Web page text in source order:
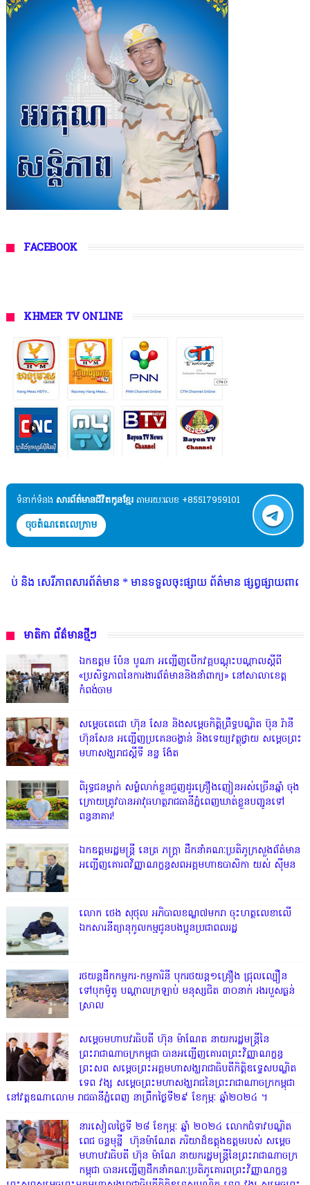
FACEBOOK
KHMER TV ONLINE
ទំនាក់ទំនង​​ សារព័ត៌មានជីវិតកូនខ្មែរ តាមរយៈលេខ +85517959101
ចុចតំណតេលេក្រាម
* មានទទួលចុះផ្សាយ ព័ត៌មាន ផ្សព្វផ្សាយពាណិជ្ជកម្ម និងរចនាគេហទំព័រ
មាតិកា ព័ត៌មានថ្មីៗ
ឯកឧត្តម ប៉ែន បូណា អញ្ជើញបើកវគ្គបណ្តុះបណ្តាលស្តីពី
«ប្រសិទ្ធភាពនៃការងារព័ត៌មាននិងនាំពាក្យ» នៅសាលាខេត្ត
កំពង់ចាម
សម្តេចតេជោ ហ៊ុន សែន និងសម្ដេចកិត្តិព្រឹទ្ធបណ្ឌិត ប៊ុន រ៉ានី
ហ៊ុនសែន អញ្ជើញប្រគេនចង្ហាន់ និងទេយ្យវត្ថុថ្វាយ សម្តេចព្រះ
មហាសង្ឃរាជស្តីទី នន្ទ ង៉ែត
ពិរុទ្ធ​ជនម្នាក់ សម្ងំលាក់ខ្លួនជួញដូរគ្រឿងញៀនអស់ច្រើនឆ្នាំ ចុង
ក្រោយត្រូវបានអាវុធហត្ថរាជធានីភ្នំពេញឃាត់ខ្លួនបញ្ជូនទៅ
ពន្ធនាគារ!
ឯកឧត្តមរដ្ឋមន្ត្រី នេត្រ ភក្ត្រា ដឹកនាំគណៈប្រតិភូក្រសួងព័ត៌មាន
អញ្ជើញគោរពវិញ្ញាណក្ខន្ធសពអគ្គមហាឧបាសិកា យស់ ស៊ីមន
លោក ថេង សុថុល អភិបាលខណ្ឌ៧មករា ចុះហត្ថលេខាលើ
ឯកសារនីត្យានុកូលកម្មជូនបងប្អូនប្រជាពលរដ្ឋ
រថយន្តដឹកកម្មករ-កម្មការិនី បុករថយន្ត១គ្រឿង ជ្រុលល្បឿន
ទៅបុកម៉ូតូ បណ្តាលក្រឡាប់ មនុស្សជិត ៣០នាក់ រងរបួសធ្ងន់
ស្រាល
សម្តេចមហាបវរធិបតី ហ៊ុន ម៉ាណែត នាយករដ្ឋមន្ត្រីនៃ
ព្រះរាជាណាចក្រកម្ពុជា បានអញ្ជើញគោរពព្រះវិញ្ញាណក្ខន្ធ
ព្រះសព សម្តេចព្រះអគ្គមហាសង្ឃរាជាធិបតីកិត្តិឧទ្ទេសបណ្ឌិត
ទេព វង្ស សម្តេចព្រះមហាសង្ឃរាជនៃព្រះរាជាណាចក្រកម្ពុជា
នៅវត្តឧណាលោម រាជធានីភ្នំពេញ នាព្រឹកថ្ងៃទី២៩ ខែកុម្ភៈ ឆ្នាំ២០២៤ ។
នារសៀលថ្ងៃទី ២៨ ខែកុម្ភៈ ឆ្នាំ ២០២៤ លោកជំទាវបណ្ឌិត
ពេជ ចន្ទមុន្នី ហ៊ុនម៉ាណែត ភរិយាដ៏ឧត្តុងឧត្តមរបស់ សម្តេច
មហាបវរធិបតី ហ៊ុន ម៉ាណែ នាយករដ្ឋមន្រ្តីនៃព្រះរាជាណាចក្រ
កម្ពុជា បានអញ្ជើញដឹកនាំគណៈប្រតិភូគោរពព្រះវិញ្ញាណក្ខន្ធ